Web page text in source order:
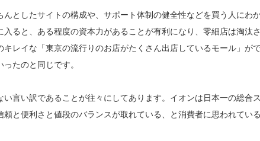
としたサイトの構成や、サポート体制の健全性などを買う人にわ
ると、ある程度の資本力があることが有利になり、零細店は淘汰
レイな「東京の流行りのお店がたくさん出店しているモール」が
たのと同じです。
言い訳であることが往々にしてあります。イオンは日本一の総合
と便利さと値段のバランスが取れている、と消費者に思われてい